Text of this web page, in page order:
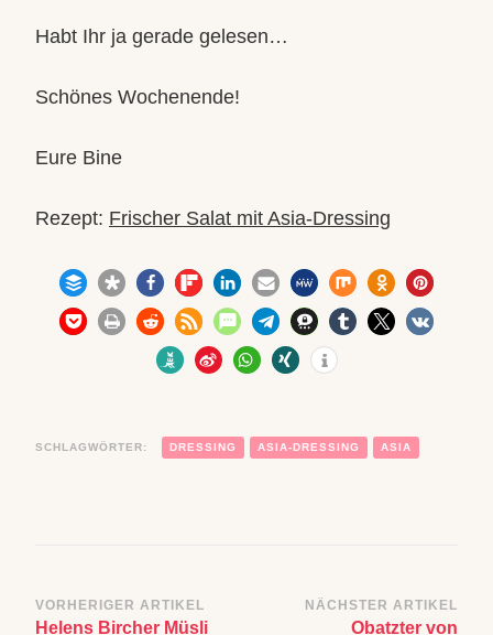
Habt Ihr ja gerade gelesen…
Schönes Wochenende!
Eure Bine
Rezept: Frischer Salat mit Asia-Dressing
SCHLAGWÖRTER: DRESSING ASIA-DRESSING ASIA
Beitragsnavigation
VORHERIGER ARTIKEL
Helens Bircher Müsli
NÄCHSTER ARTIKEL
Obatzter von